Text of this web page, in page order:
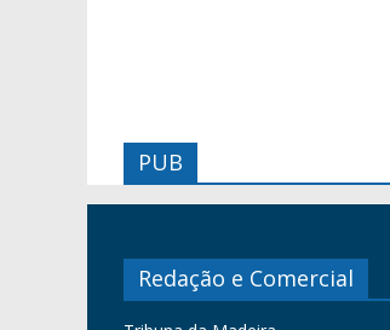
PUB
Redação e Comercial